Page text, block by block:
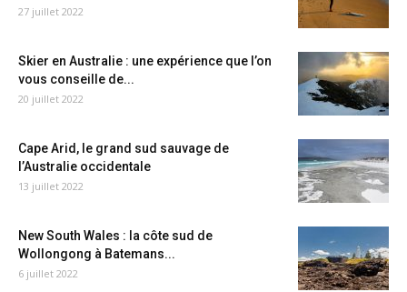
27 juillet 2022
Skier en Australie : une expérience que l’on
vous conseille de...
20 juillet 2022
Cape Arid, le grand sud sauvage de
l’Australie occidentale
13 juillet 2022
New South Wales : la côte sud de
Wollongong à Batemans...
6 juillet 2022